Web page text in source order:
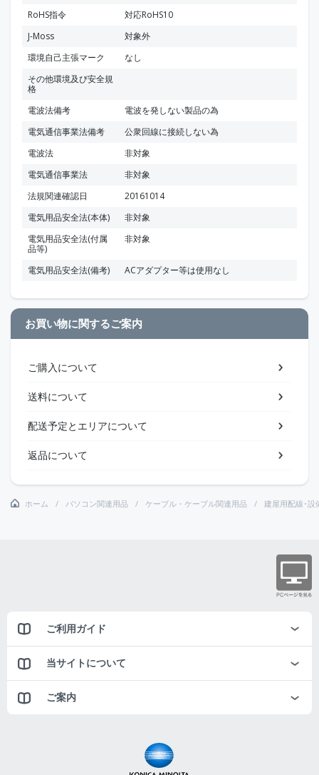
RoHS指令
対応RoHS10
J-Moss
対象外
環境自己主張マーク
なし
その他環境及び安全規
格
電波法備考
電波を発しない製品の為
電気通信事業法備考
公衆回線に接続しない為
電波法
非対象
電気通信事業法
非対象
法規関連確認日
20161014
電気用品安全法(本体)
非対象
電気用品安全法(付属
品等)
非対象
電気用品安全法(備考) ACアダプター等は使用なし
お買い物に関するご案内
ご購入について
送料について
配送予定とエリアについて
返品について
ホーム パソコン関連用品 ケーブル・ケーブル関連用品 建屋用配線･設
ご利用ガイド
当サイトについて
ご案内